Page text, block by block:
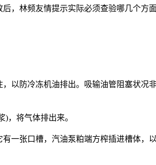
，林频友情提示实际必须查验哪几个方
以防冷冻机油排出。吸输油管阻塞状况
将气体排出来。
张口槽，汽油泵粕端方榨插进槽体，